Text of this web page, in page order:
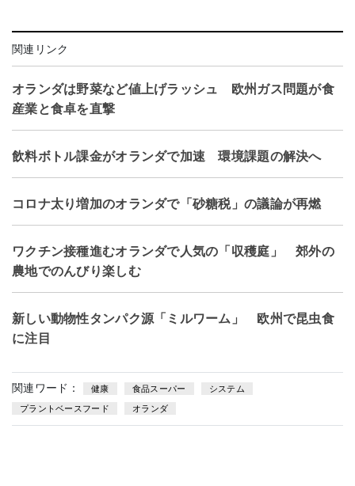
関連リンク
オランダは野菜など値上げラッシュ 欧州ガス問題が食
産業と食卓を直撃
飲料ボトル課金がオランダで加速 環境課題の解決へ
コロナ太り増加のオランダで「砂糖税」の議論が再燃
ワクチン接種進むオランダで人気の「収穫庭」 郊外の
農地でのんびり楽しむ
新しい動物性タンパク源「ミルワーム」 欧州で昆虫食
に注目
関連ワード： 健康 食品スーパー システム
プラントベースフード オランダ